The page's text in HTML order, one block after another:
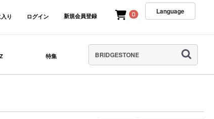
り ログイン 新規会員登録 0 Language
特集